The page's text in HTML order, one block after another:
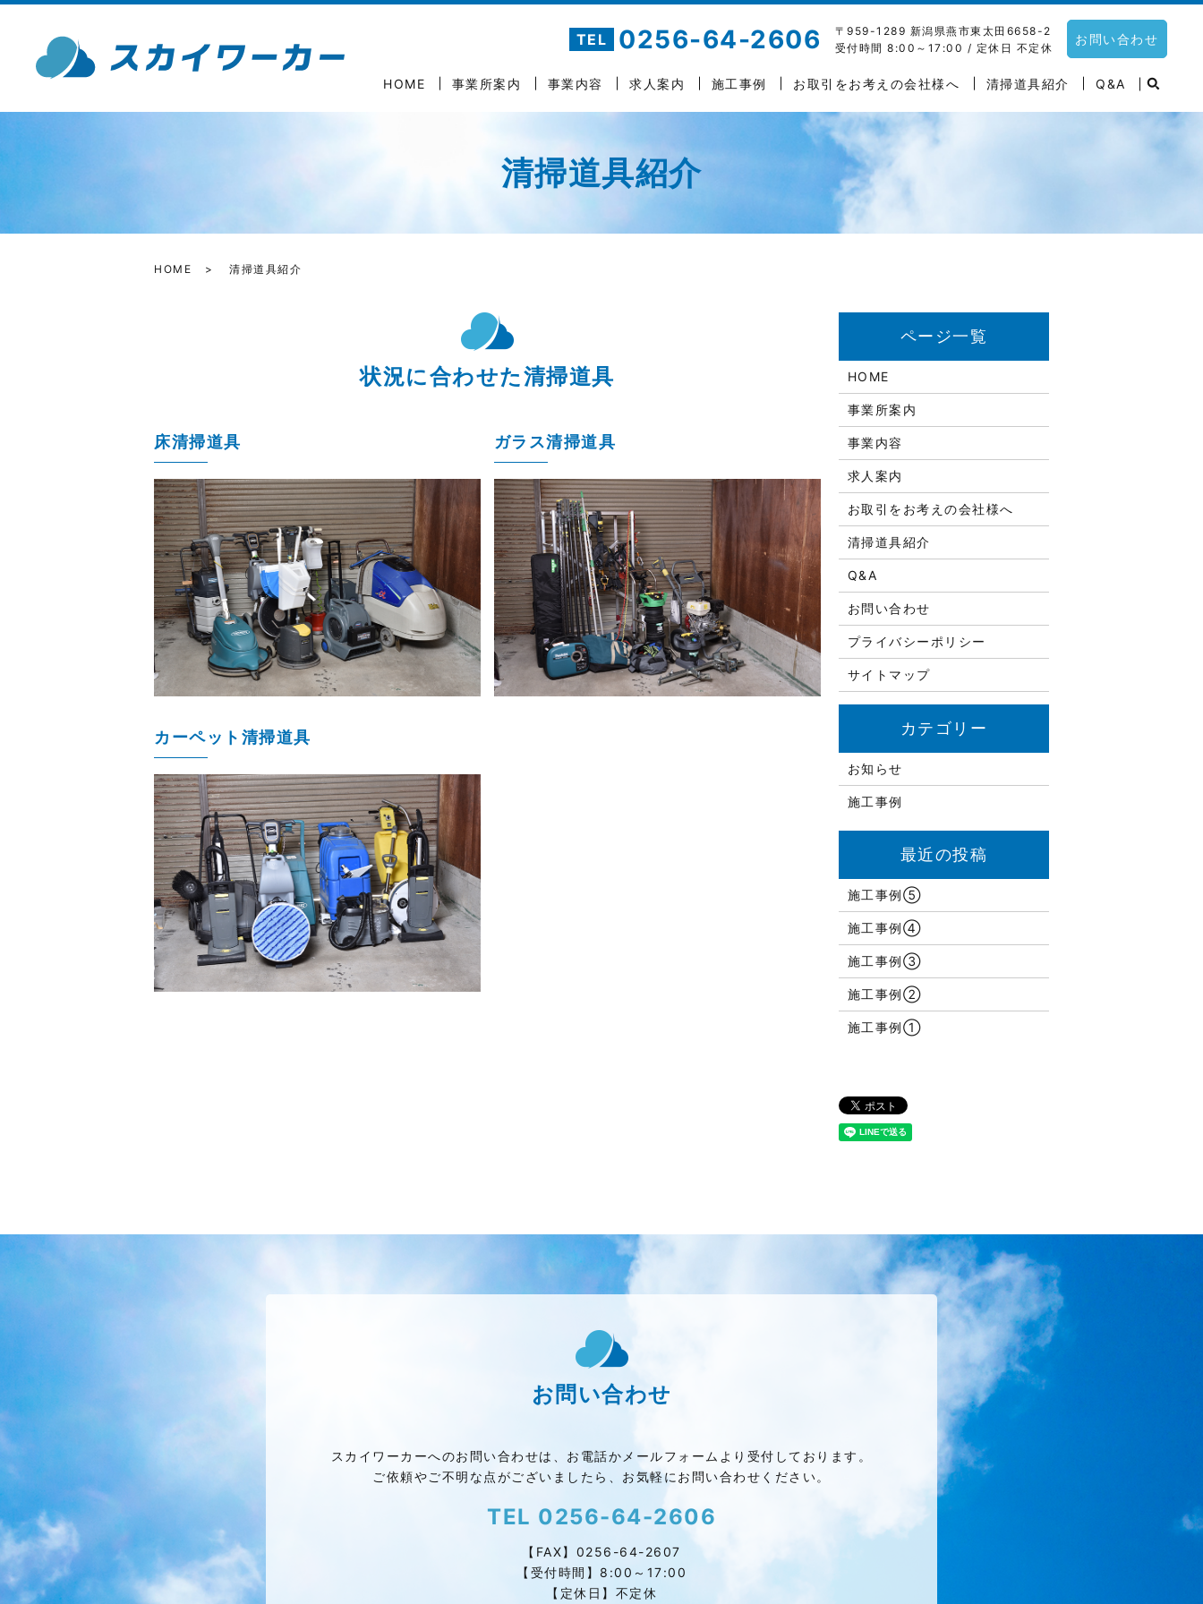
TEL 0256-64-2606
〒959-1289 新潟県燕市東太田6658-2
受付時間 8:00～17:00 / 定休日 不定休
お問い合わせ
HOME 事業所案内 事業内容 求人案内 施工事例 お取引をお考えの会社様へ 清掃道具紹介 Q&A
清掃道具紹介
HOME 清掃道具紹介
状況に合わせた清掃道具
床清掃道具 ガラス清掃道具
カーペット清掃道具
HOME
事業所案内
事業内容
求人案内
お取引をお考えの会社様へ
清掃道具紹介
Q&A
お問い合わせ
プライバシーポリシー
サイトマップ
お知らせ
施工事例
施工事例⑤
施工事例④
施工事例③
施工事例②
施工事例①
お問い合わせ
スカイワーカーへのお問い合わせは、お電話かメールフォームより受付しております。
ご依頼やご不明な点がございましたら、お気軽にお問い合わせください。
TEL 0256-64-2606
【FAX】0256-64-2607
【受付時間】8:00～17:00
【定休日】不定休